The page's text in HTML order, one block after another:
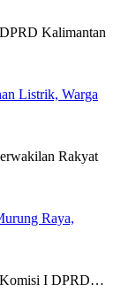
Kalimantan
Listrik, Warga
Rakyat
Raya,
Komisi I DPRD…